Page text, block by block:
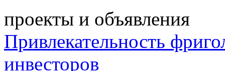
проекты и объявления
Привлекательность
инвесторов